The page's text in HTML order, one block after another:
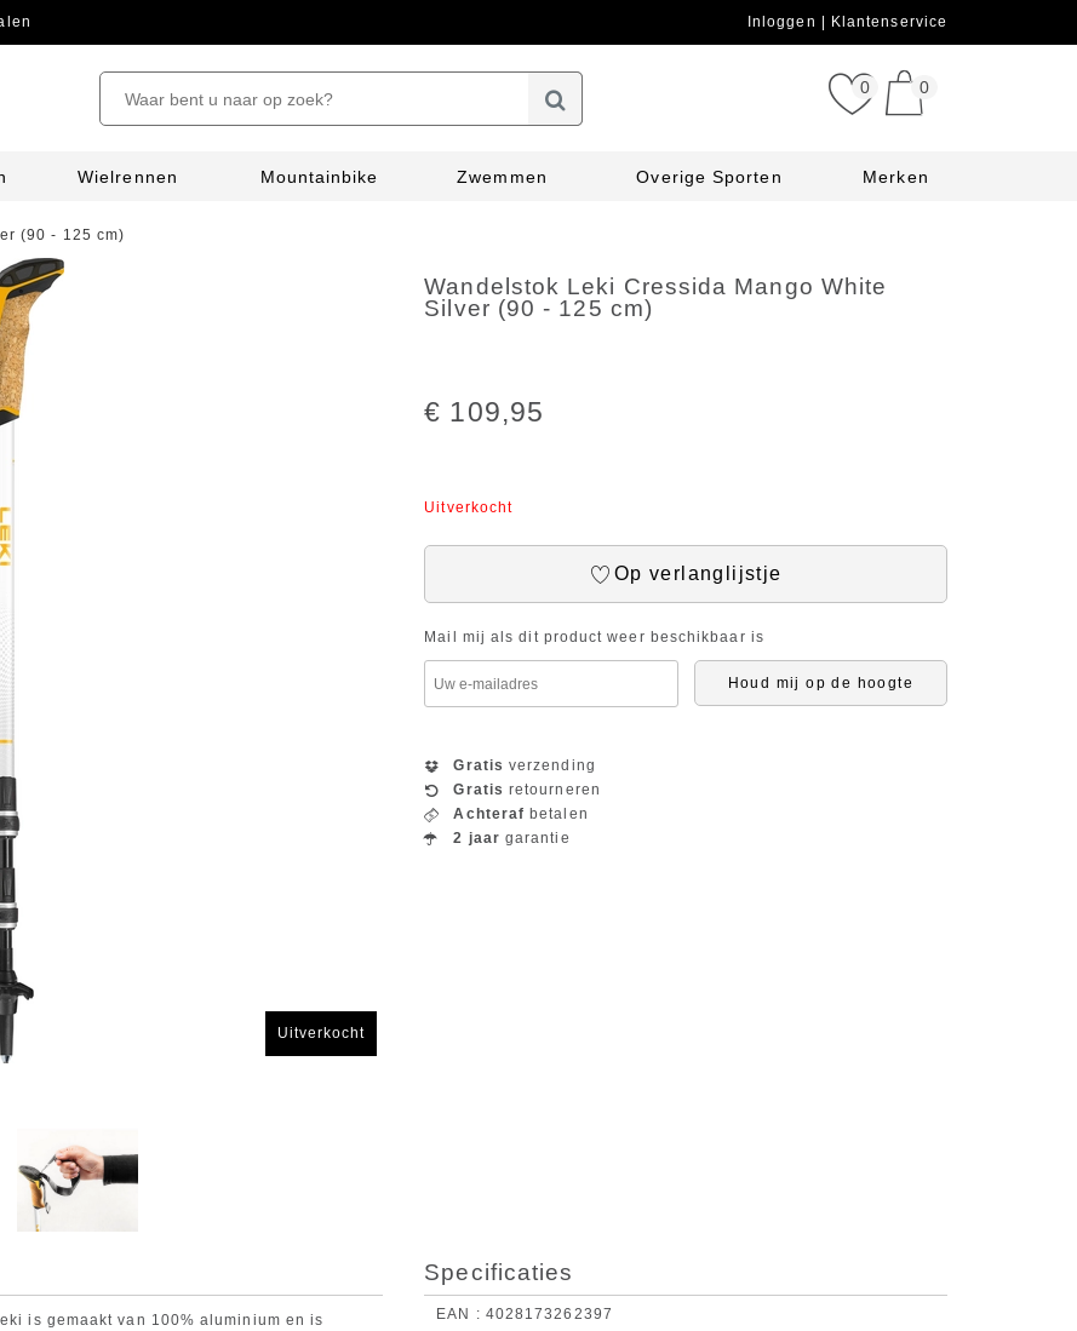
Inloggen Klantenservice
0 0
Wielrennen Mountainbike Zwemmen Overige Sporten Merken
(90 - 125 cm)
Uitverkocht
Wandelstok Leki Cressida Mango White
Silver (90 - 125 cm)
€ 109,95
Uitverkocht
Op verlanglijstje
Mail mij als dit product weer beschikbaar is
Houd mij op de hoogte
Gratis verzending
Gratis retourneren
Achteraf betalen
2 jaar garantie
is gemaakt van 100% aluminium en is
Specificaties
EAN 4028173262397